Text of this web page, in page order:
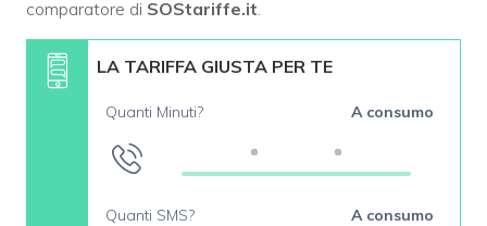
comparatore di SOStariffe.it
LA TARIFFA GIUSTA PER TE
Quanti Minuti? A consumo
Quanti SMS? A consumo